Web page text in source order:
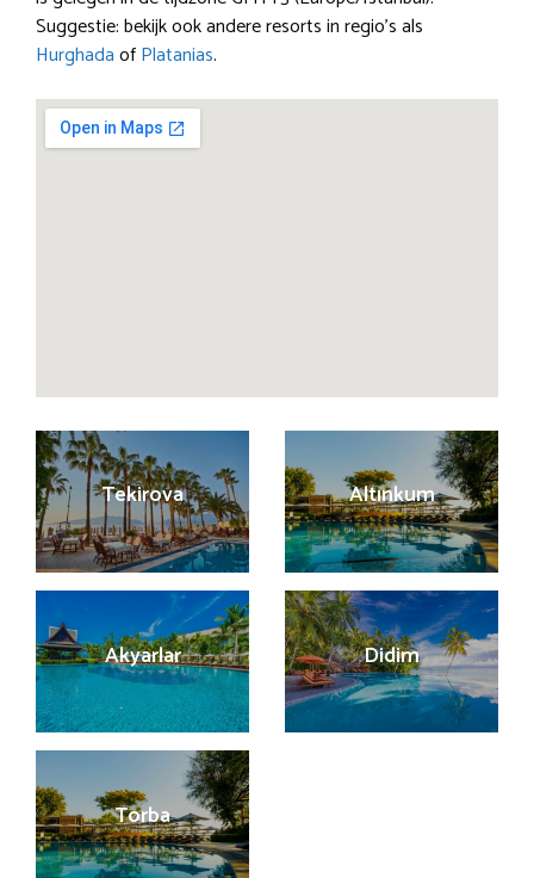
Suggestie: bekijk ook andere resorts in regio’s als
HurghadaofPlatanias.
Tekirova Altınkum
Akyarlar Didim
Torba